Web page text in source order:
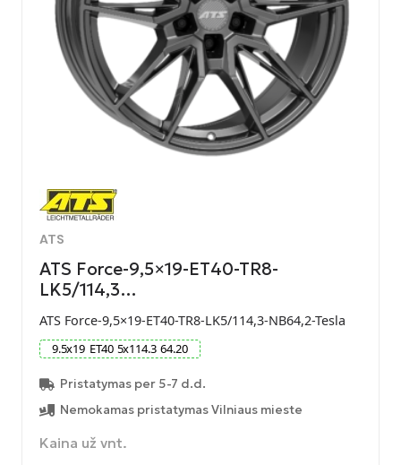
ATS
ATS Force-9,5×19-ET40-TR8-
LK5/114,3…
ATS Force-9,5×19-ET40-TR8-LK5/114,3-NB64,2-Tesla
9.5x19 ET40 5x114.3 64.20
Pristatymas per 5-7 d.d.
Nemokamas pristatymas Vilniaus mieste
Kaina už vnt.